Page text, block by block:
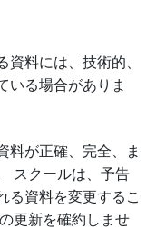
資料には、技術的、
いる場合がありま
料が正確、完全、ま
スクールは、予告
る資料を変更するこ
更新を確約しませ